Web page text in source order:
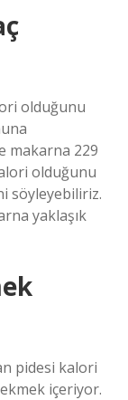
olduğunu
makarna 229
olduğunu
söyleyebiliriz.
yaklaşık
pidesi kalori
içeriyor.